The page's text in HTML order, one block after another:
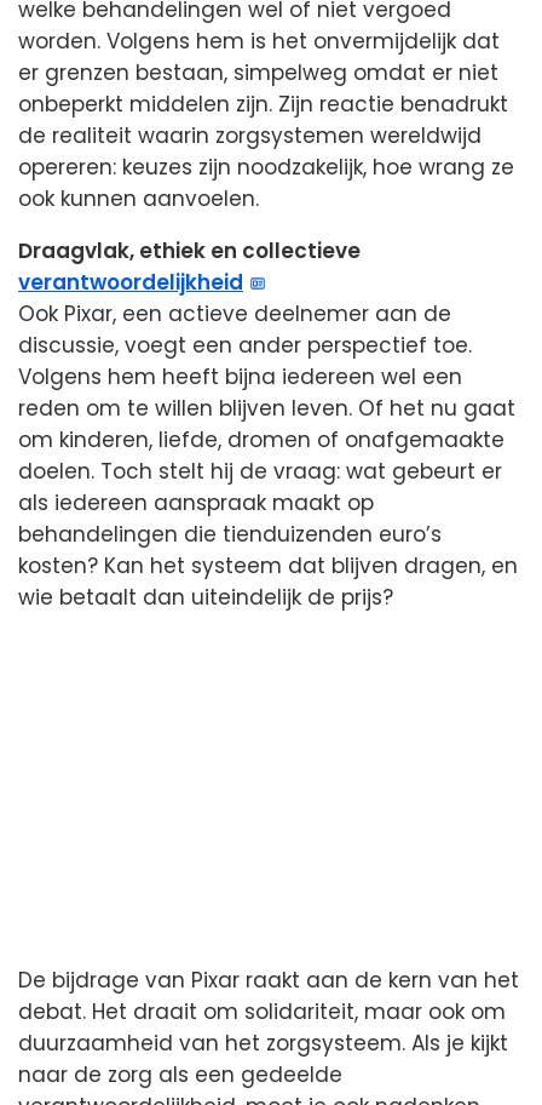
welke behandelingen wel of niet vergoed
worden. Volgens hem is het onvermijdelijk dat
er grenzen bestaan, simpelweg omdat er niet
onbeperkt middelen zijn. Zijn reactie benadrukt
de realiteit waarin zorgsystemen wereldwijd
opereren: keuzes zijn noodzakelijk, hoe wrang ze
ook kunnen aanvoelen.
Draagvlak, ethiek en collectieve
verantwoordelijkheid
Ook Pixar, een actieve deelnemer aan de
discussie, voegt een ander perspectief toe.
Volgens hem heeft bijna iedereen wel een
reden om te willen blijven leven. Of het nu gaat
om kinderen, liefde, dromen of onafgemaakte
doelen. Toch stelt hij de vraag: wat gebeurt er
als iedereen aanspraak maakt op
behandelingen die tienduizenden euro’s
kosten? Kan het systeem dat blijven dragen, en
wie betaalt dan uiteindelijk de prijs?
De bijdrage van Pixar raakt aan de kern van het
debat. Het draait om solidariteit, maar ook om
duurzaamheid van het zorgsysteem. Als je kijkt
naar de zorg als een gedeelde